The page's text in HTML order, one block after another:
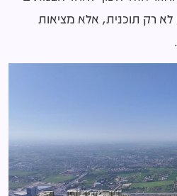
לא רק תוכנית, אלא מציאות